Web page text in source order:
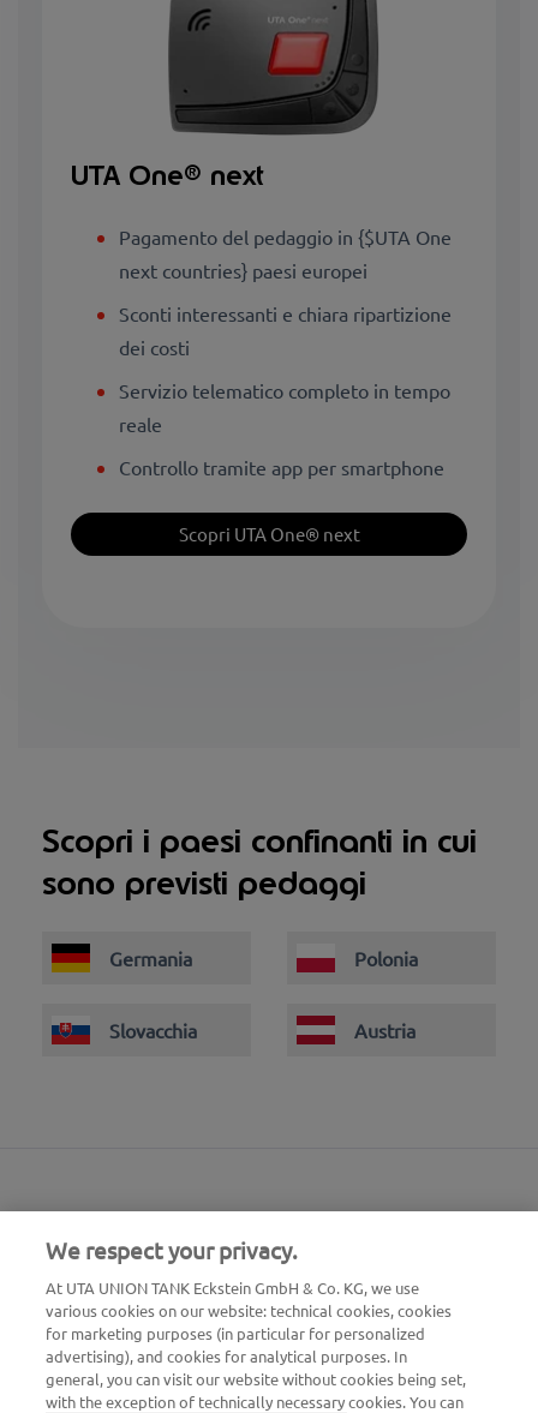
UTA One® next
Pagamento del pedaggio in {$UTA One
next countries} paesi europei
Sconti interessanti e chiara ripartizione
dei costi
Servizio telematico completo in tempo
reale
Controllo tramite app per smartphone
Scopri UTA One® next
Scopri i paesi confinanti in cui
sono previsti pedaggi
Germania Polonia
Slovacchia Austria
We respect your privacy.
At UTA UNION TANK Eckstein GmbH & Co. KG, we use
various cookies on our website: technical cookies, cookies
for marketing purposes (in particular for personalized
advertising), and cookies for analytical purposes. In
general, you can visit our website without cookies being set,
with the exception of technically necessary cookies. You can